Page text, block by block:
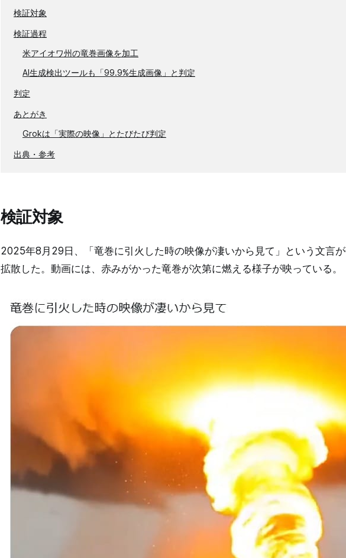
検証対象
検証過程
米アイオワ州の竜巻画像を加工
AI生成検出ツールも「99.9%生成画像」と判定
判定
あとがき
Grokは「実際の映像」とたびたび判定
出典・参考
検証対象
2025年8月29日、「竜巻に引火した時の映像が凄いから見て」という文言
拡散した。動画には、赤みがかった竜巻が次第に燃える様子が映っている。